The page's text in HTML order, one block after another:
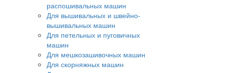
распошивальных машин
Для вышивальных и швейно-
вышивальных машин
Для петельных и пуговичных
машин
Для мешкозашивочных машин
Для скорняжных машин